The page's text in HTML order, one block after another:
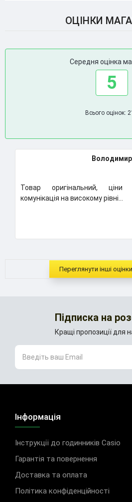
ОЦІНКИ
Середня оцінка
5
Всього оцінок:
Володимир
Товар оригінальний, ціни
комунікація на високому рівні...
Переглянути інші
Підписка на
Кращі пропозиції для
Інформація
Інструкції до годинників Casio
Гарантія та повернення
Доставка та оплата
Політика конфіденційності